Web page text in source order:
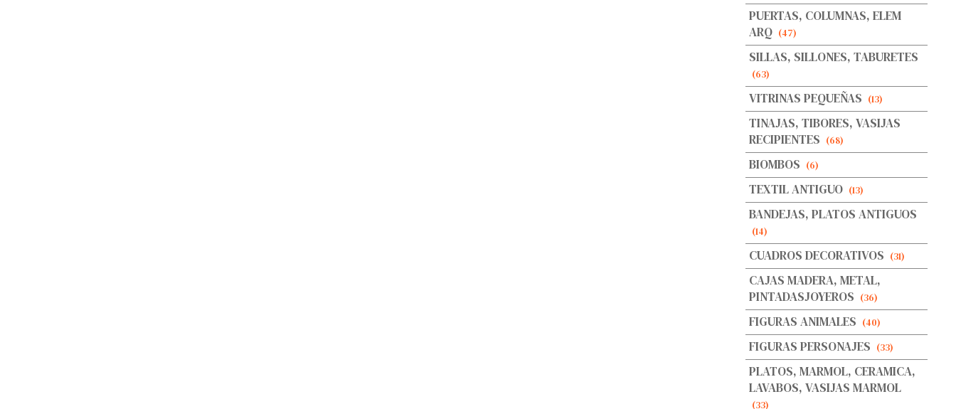
PUERTAS, COLUMNAS, ELEM
ARQ (47)
SILLAS, SILLONES, TABURETES
(63)
VITRINAS PEQUEÑAS (13)
TINAJAS, TIBORES, VASIJAS
RECIPIENTES (68)
BIOMBOS (6)
TEXTIL ANTIGUO (13)
BANDEJAS, PLATOS ANTIGUOS
(14)
CUADROS DECORATIVOS (31)
CAJAS MADERA, METAL,
PINTADASJOYEROS (36)
FIGURAS ANIMALES (40)
FIGURAS PERSONAJES (33)
PLATOS, MARMOL, CERAMICA,
LAVABOS, VASIJAS MARMOL
(33)